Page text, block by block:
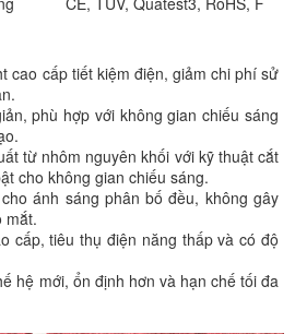
cao cấp tiết kiệm điện, giảm chi phí sử
phù hợp với không gian chiếu sáng
từ nhôm nguyên khối với kỹ thuật cắt
cho không gian chiếu sáng.
ánh sáng phân bố đều, không gây
mắt.
cấp, tiêu thụ điện năng thấp và có độ
hệ mới, ổn định hơn và hạn chế tối đa